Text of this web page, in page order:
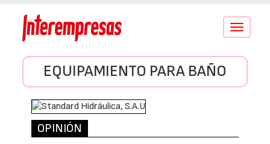
Conmutar
EQUIPAMIENTO PARA BAÑO
OPINIÓN